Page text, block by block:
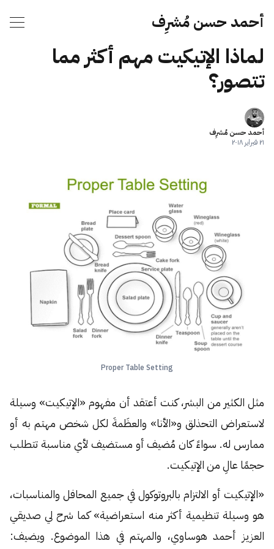
أحمد حسن مُشرِف
لماذا الإتيكيت مهم أكثر مما
تتصور؟
أحمد حسن مُشرِف
٢١ فبراير ٢٠١٨
Proper Table Setting
مثل الكثير من البشر، كنت أعتقد أن مفهوم «الإتيكيت» وسيلة
لاستعراض التحذلق و«الأنا» والعظَمةَ لكل شخص مهتم به أو
ممارس له. سواءً كان مُضيف أو مستضيف لأي مناسبة تتطلب
حجمًا عالِ من الإتيكيت.
«الإتيكيت أو الالتزام بالبروتوكول في جميع المحافل والمناسبات،
هو وسيلة تنظيمية أكثر منه استعراضية» كما شرح لي صديقي
العزيز أحمد هوساوي، والمهتم في هذا الموضوع. ويضيف: